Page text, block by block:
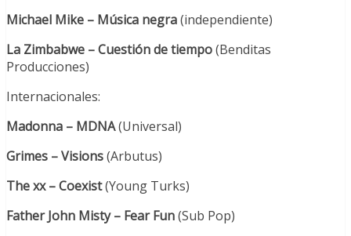
Michael Mike – Música negra(independiente)
La Zimbabwe – Cuestión de tiempo(Benditas
Producciones)
Internacionales:
Madonna – MDNA(Universal)
Grimes – Visions(Arbutus)
The xx – Coexist(Young Turks)
Father John Misty – Fear Fun(Sub Pop)